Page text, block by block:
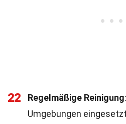
22 Regelmäßige Reinigung
Umgebungen